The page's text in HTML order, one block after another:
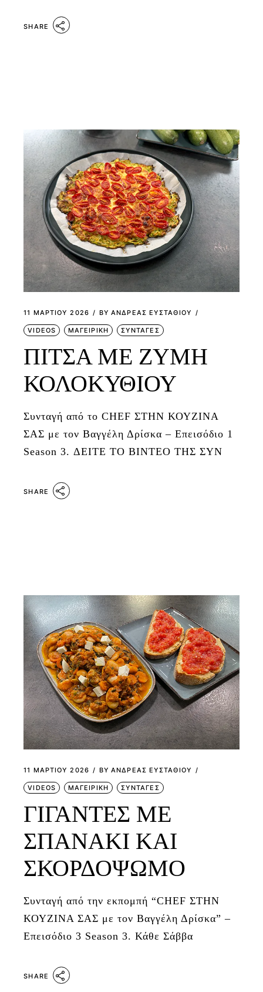
SHARE
11 ΜΑΡΤΊΟΥ 2026 BY ΑΝΔΡΕΑΣ ΕΥΣΤΑΘΙΟΥ
VIDEOS ΜΑΓΕΙΡΙΚΗ ΣΥΝΤΑΓΕΣ
ΠΙΤΣΑ ΜΕ ΖΥΜΗ
ΚΟΛΟΚΥΘΙΟΥ
Συνταγή από το CHEF ΣΤΗΝ ΚΟΥΖΙΝΑ
ΣΑΣ με τον Βαγγέλη Δρίσκα – Επεισόδιο 1
Season 3. ΔΕΙΤΕ ΤΟ ΒΙΝΤΕΟ ΤΗΣ ΣΥΝ
SHARE
11 ΜΑΡΤΊΟΥ 2026 BY ΑΝΔΡΕΑΣ ΕΥΣΤΑΘΙΟΥ
VIDEOS ΜΑΓΕΙΡΙΚΗ ΣΥΝΤΑΓΕΣ
ΓΙΓΑΝΤΕΣ ΜΕ
ΣΠΑΝΑΚΙ ΚΑΙ
ΣΚΟΡΔΟΨΩΜΟ
Συνταγή από την εκπομπή “CHEF ΣΤΗΝ
ΚΟΥΖΙΝΑ ΣΑΣ με τον Βαγγέλη Δρίσκα” –
Επεισόδιο 3 Season 3. Κάθε Σάββα
SHARE